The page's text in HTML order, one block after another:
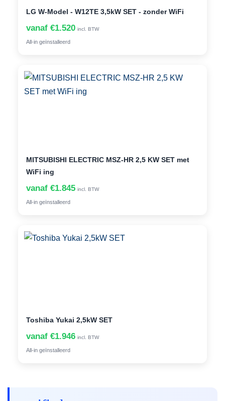
LG W-Model - W12TE 3,5kW SET - zonder WiFi
vanaf €1.520 incl. BTW
All-in geïnstalleerd
MITSUBISHI ELECTRIC MSZ-HR 2,5 KW SET met
WiFi ing
vanaf €1.845 incl. BTW
All-in geïnstalleerd
Toshiba Yukai 2,5kW SET
vanaf €1.946 incl. BTW
All-in geïnstalleerd